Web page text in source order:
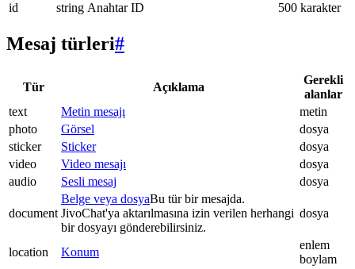
id
string Anahtar ID 500 karakter
Mesaj türleri#
Tür Açıklama
Gerekli
alanlar
text
Metin mesajı
metin
photo
Görsel
dosya
sticker
Sticker
dosya
video
Video mesajı
dosya
audio
Sesli mesaj dosya
document
Belge veya dosyaBu tür bir mesajda.
JivoChat'ya aktarılmasına izin verilen herhangi
bir dosyayı gönderebilirsiniz.
dosya
location Konum
enlem
boylam